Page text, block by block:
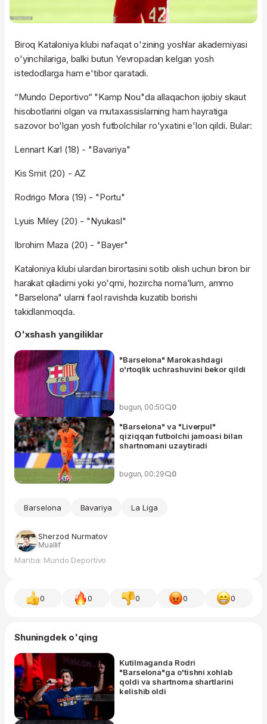
Biroq Kataloniya klubi nafaqat o'zining yoshlar akademiyasi
o'yinchilariga, balki butun Yevropadan kelgan yosh
istedodlarga ham e'tibor qaratadi.
“Mundo Deportivo“ "Kamp Nou"da allaqachon ijobiy skaut
hisobotlarini olgan va mutaxassislarning ham hayratiga
sazovor bo'lgan yosh futbolchilar ro'yxatini e'lon qildi. Bular:
Lennart Karl (18) - "Bavariya"
Kis Smit (20) - AZ
Rodrigo Mora (19) - "Portu"
Lyuis Miley (20) - "Nyukasl"
Ibrohim Maza (20) - "Bayer"
Kataloniya klubi ulardan birortasini sotib olish uchun biron bir
harakat qiladimi yoki yo'qmi, hozircha noma'lum, ammo
"Barselona" ularni faol ravishda kuzatib borishi
takidlanmoqda.
O'xshash yangiliklar
"Barselona" Marokashdagi
o'rtoqlik uchrashuvini bekor qildi
bugun, 00:50 0
"Barselona" va "Liverpul"
qiziqqan futbolchi jamoasi bilan
shartnomani uzaytiradi
bugun, 00:29 0
Barselona Bavariya La Liga
Sherzod Nurmatov
Muallif
Manba: Mundo Deportivo
0 0 0 0 0
Shuningdek o'qing
Kutilmaganda Rodri
"Barselona"ga o'tishni xohlab
qoldi va shartnoma shartlarini
kelishib oldi